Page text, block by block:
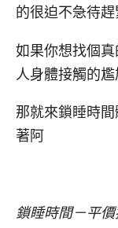
的很迫不急待
如果你想找個
人身體接觸的
那就來鎖睡時
著阿
鎖睡時間－平